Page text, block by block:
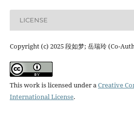
LICENSE
Copyright (c) 2025 段如梦; 岳瑞玲 (Co-
This work is licensed under aCreative
International License.